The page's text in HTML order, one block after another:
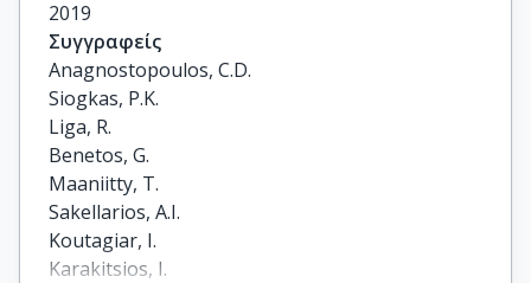
2019
Συγγραφείς
Anagnostopoulos, C.D.
Siogkas, P.K.
Liga, R.
Benetos, G.
Maaniitty, T.
Sakellarios, A.I.
Koutagiar, I.
Karakitsios, I.